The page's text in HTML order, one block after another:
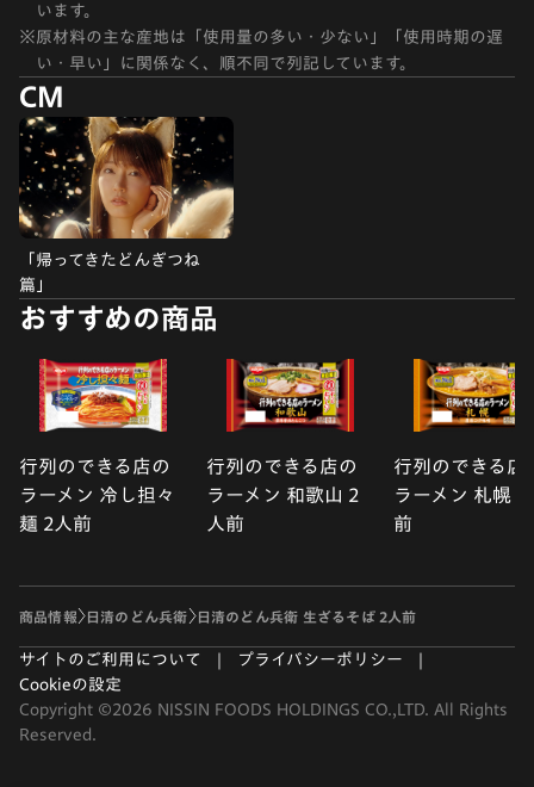
います。
※原材料の主な産地は「使用量の多い・少ない」「使用時期の遅
い・早い」に関係なく、順不同で列記しています。
CM
「帰ってきたどんぎつね
篇」
おすすめの商品
行列のできる店の
ラーメン 冷し担々
麺 2人前
行列のできる店の
ラーメン 和歌山 2
人前
行列のできる店
ラーメン 札幌 2
前
商品情報 日清のどん兵衛 日清のどん兵衛 生ざるそば 2人前
サイトのご利用について
プライバシーポリシー
Cookieの設定
Copyright ©2026 NISSIN FOODS HOLDINGS CO.,LTD. All Rights
Reserved.